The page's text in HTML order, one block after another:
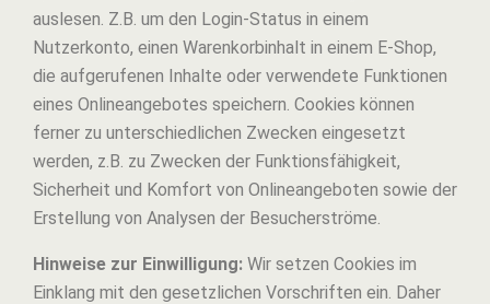
auslesen. Z.B. um den Login-Status in einem
Nutzerkonto, einen Warenkorbinhalt in einem E-Shop,
die aufgerufenen Inhalte oder verwendete Funktionen
eines Onlineangebotes speichern. Cookies können
ferner zu unterschiedlichen Zwecken eingesetzt
werden, z.B. zu Zwecken der Funktionsfähigkeit,
Sicherheit und Komfort von Onlineangeboten sowie der
Erstellung von Analysen der Besucherströme.
Hinweise zur Einwilligung: Wir setzen Cookies im
Einklang mit den gesetzlichen Vorschriften ein. Daher